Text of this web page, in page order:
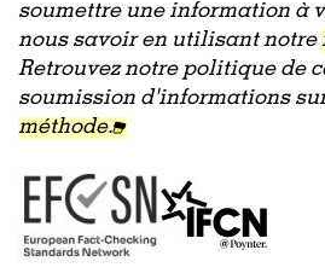
soumettre une information à
nous savoir en utilisant notre
Retrouvez notre politique de
soumission d'informations
méthode.